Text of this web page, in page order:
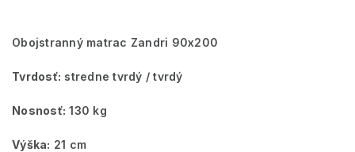
Obojstranný matrac Zandri 90x200
Tvrdosť: stredne tvrdý / tvrdý
Nosnosť: 130 kg
Výška: 21 cm